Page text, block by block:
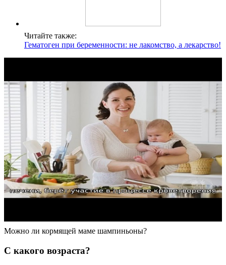
Читайте также:
Гематоген при беременности: не лакомство, а лекарство!
Можно ли кормящей маме шампиньоны?
С какого возраста?